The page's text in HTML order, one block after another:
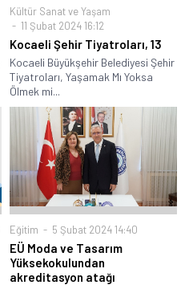
Kültür Sanat ve Yaşam
11 Şubat 2024 16:12
Kocaeli Şehir Tiyatroları, 13
Kocaeli Büyükşehir Belediyesi Şehir
Tiyatroları, Yaşamak Mı Yoksa
Ölmek mi...
Eğitim 5 Şubat 2024 14:40
EÜ Moda ve Tasarım
Yüksekokulundan
akreditasyon atağı